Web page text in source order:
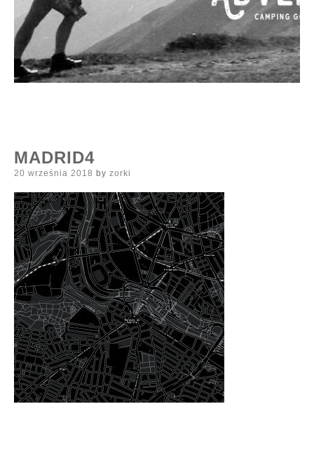
MADRID4
Posted
20 września 2018 by zorki